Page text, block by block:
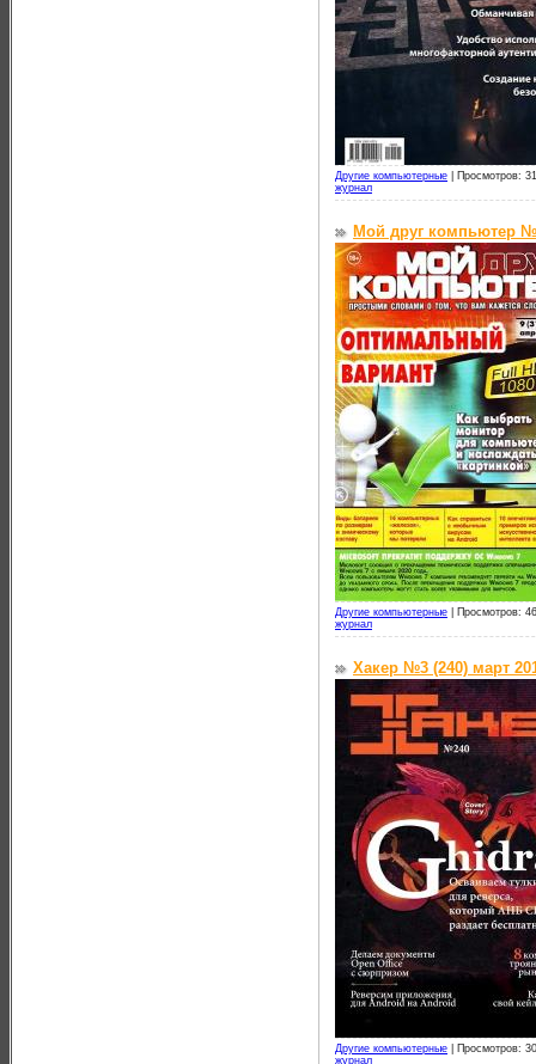
Другие компьютерные
Просмотров:
журнал
Мой друг компьютер
Другие компьютерные
Просмотров:
журнал
Хакер №3 (240) март
Другие компьютерные
Просмотров:
журнал